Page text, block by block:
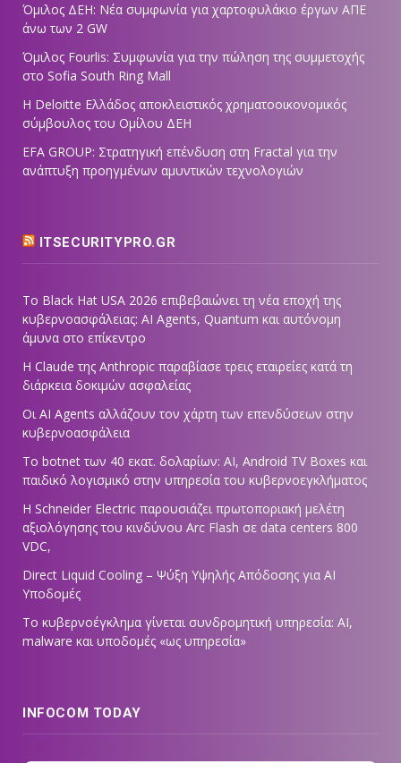
Όμιλος ΔΕΗ: Νέα συμφωνία για χαρτοφυλάκιο έργων ΑΠΕ
άνω των 2 GW
Όμιλος Fourlis: Συμφωνία για την πώληση της συμμετοχής
στο Sofia South Ring Mall
Η Deloitte Ελλάδος αποκλειστικός χρηματοοικονομικός
σύμβουλος του Ομίλου ΔΕΗ
EFA GROUP: Στρατηγική επένδυση στη Fractal για την
ανάπτυξη προηγμένων αμυντικών τεχνολογιών
ITSECURITYPRO.GR
Το Black Hat USA 2026 επιβεβαιώνει τη νέα εποχή της
κυβερνοασφάλειας: AI Agents, Quantum και αυτόνομη
άμυνα στο επίκεντρο
Η Claude της Anthropic παραβίασε τρεις εταιρείες κατά τη
διάρκεια δοκιμών ασφαλείας
Οι AI Agents αλλάζουν τον χάρτη των επενδύσεων στην
κυβερνοασφάλεια
Το botnet των 40 εκατ. δολαρίων: AI, Android TV Boxes και
παιδικό λογισμικό στην υπηρεσία του κυβερνοεγκλήματος
Η Schneider Electric παρουσιάζει πρωτοποριακή μελέτη
αξιολόγησης του κινδύνου Arc Flash σε data centers 800
VDC,
Direct Liquid Cooling – Ψύξη Υψηλής Απόδοσης για AI
Υποδομές
Το κυβερνοέγκλημα γίνεται συνδρομητική υπηρεσία: AI,
malware και υποδομές «ως υπηρεσία»
INFOCOM TODAY